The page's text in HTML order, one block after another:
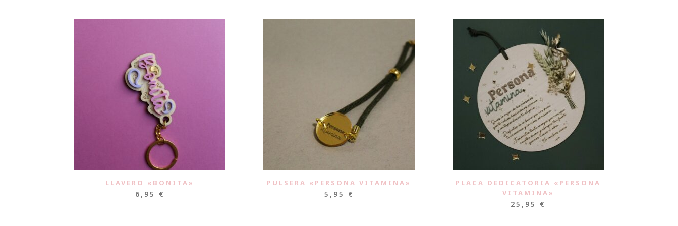
LLAVERO «BONITA»
6,95 €
PULSERA «PERSONA VITAMINA»
5,95 €
PLACA DEDICATORIA «PERSONA
VITAMINA»
25,95 €